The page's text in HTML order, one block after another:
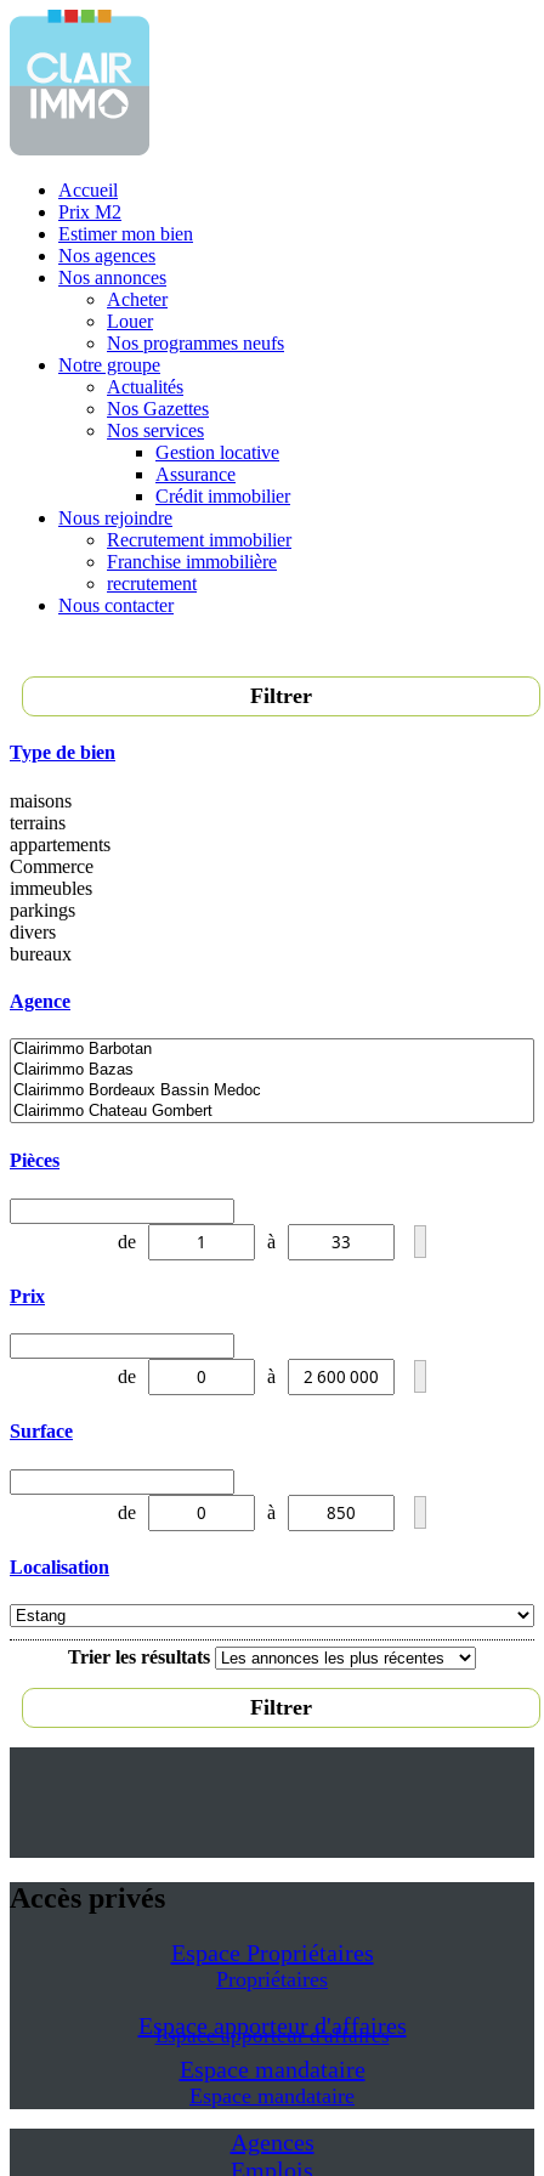
Accueil
Prix M2
Estimer mon bien
Nos agences
Nos annonces
Acheter
Louer
Nos programmes neufs
Notre groupe
Actualités
Nos Gazettes
Nos services
Gestion locative
Assurance
Crédit immobilier
Nous rejoindre
Recrutement immobilier
Franchise immobilière
recrutement
Nous contacter
Filtrer
Type de bien
maisons
terrains
appartements
Commerce
immeubles
parkings
divers
bureaux
Agence
Pièces
de à
Prix
de à
Surface
de à
Localisation
Trier les résultats
Filtrer
Accès privés
Espace Propriétaires
Propriétaires
Espace apporteur d'affaires
Espace apporteur d'affaires
Espace mandataire
Espace mandataire
Agences
Emplois